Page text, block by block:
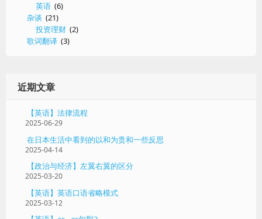
英语 (6)
杂谈 (21)
投资理财 (2)
歌词翻译 (3)
近期文章
【英语】法律流程
2025-06-29
在日本生活中看到的以和为贵和一些反思
2025-04-14
【政治与经济】左翼右翼的区分
2025-03-20
【英语】英语口语省略模式
2025-03-12